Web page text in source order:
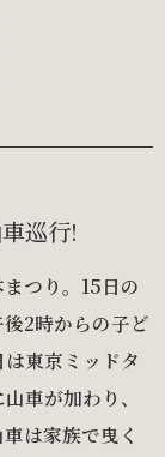
巡行!
つり。15日の
2時からの子ど
東京ミッドタ
車が加わり、
は家族で曳く